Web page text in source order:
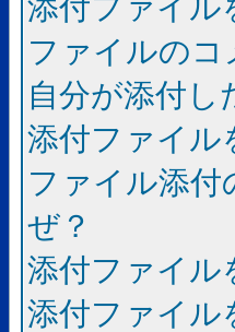
添付ファイル
ファイルの
自分が添付
添付ファイル
ファイル添
ぜ？
添付ファイル
添付ファイル